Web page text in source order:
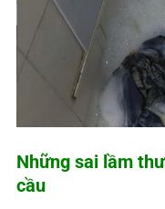
Những sai lầm
cầu